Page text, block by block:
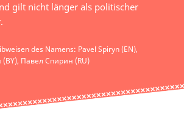
gilt nicht länger als politischer
des Namens: Pavel Spiryn (EN),
(BY), Павел Спирин (RU)